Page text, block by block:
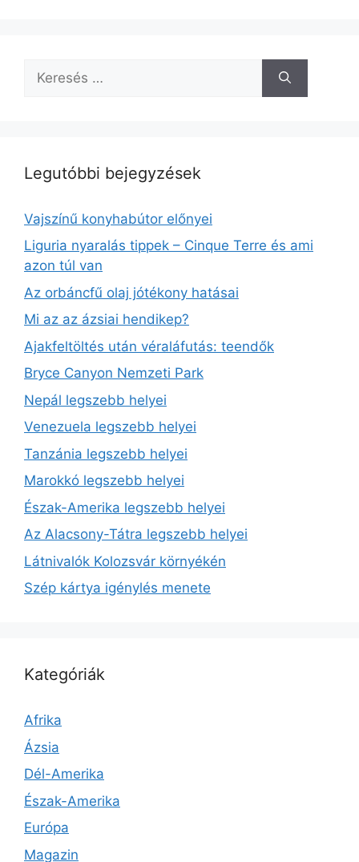
Keresés:
Legutóbbi bejegyzések
Vajszínű konyhabútor előnyei
Liguria nyaralás tippek – Cinque Terre és ami
azon túl van
Az orbáncfű olaj jótékony hatásai
Mi az az ázsiai hendikep?
Ajakfeltöltés után véraláfutás: teendők
Bryce Canyon Nemzeti Park
Nepál legszebb helyei
Venezuela legszebb helyei
Tanzánia legszebb helyei
Marokkó legszebb helyei
Észak-Amerika legszebb helyei
Az Alacsony-Tátra legszebb helyei
Látnivalók Kolozsvár környékén
Szép kártya igénylés menete
Kategóriák
Afrika
Ázsia
Dél-Amerika
Észak-Amerika
Európa
Magazin